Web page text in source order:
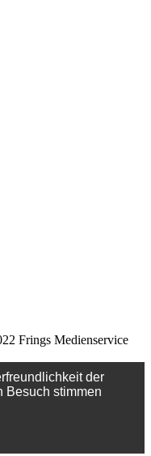
Frings Medienservice
der
Besuch stimmen